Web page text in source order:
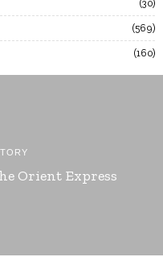
30
569
160
Orient Express